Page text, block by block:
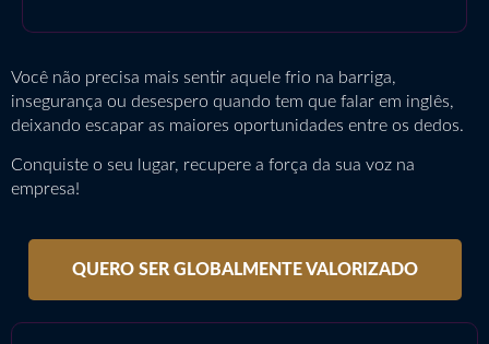
Você não precisa mais sentir aquele frio na barriga,
insegurança ou desespero quando tem que falar em inglês,
deixando escapar as maiores oportunidades entre os dedos.
Conquiste o seu lugar, recupere a força da sua voz na
empresa!
QUERO SER GLOBALMENTE VALORIZADO